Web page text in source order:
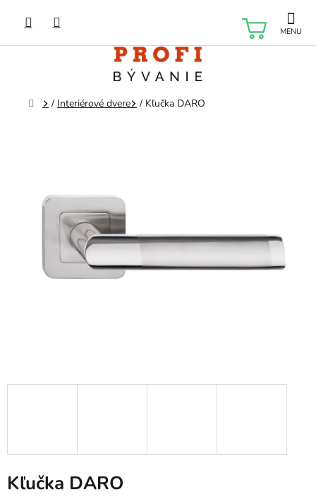
obsah
Domov
/ Interiérové dvere / Kľučka DARO
Kľučka DARO